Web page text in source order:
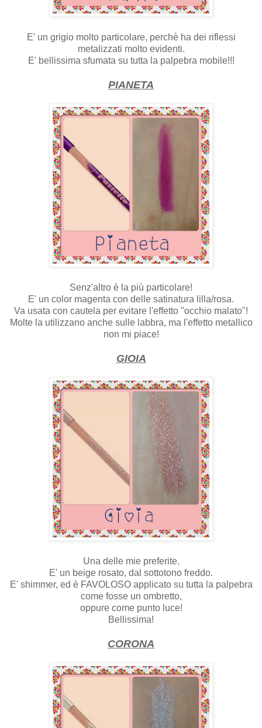
E' un grigio molto particolare, perchè ha dei riflessi
metalizzati molto evidenti.
E' bellissima sfumata su tutta la palpebra mobile!!!
PIANETA
Senz'altro è la più particolare!
E' un color magenta con delle satinatura lilla/rosa.
Va usata con cautela per evitare l'effetto "occhio malato"!
Molte la utilizzano anche sulle labbra, ma l'effetto metallico
non mi piace!
GIOIA
Una delle mie preferite.
E' un beige rosato, dal sottotono freddo.
E' shimmer, ed è FAVOLOSO applicato su tutta la palpebra
come fosse un ombretto,
oppure come punto luce!
Bellissima!
CORONA